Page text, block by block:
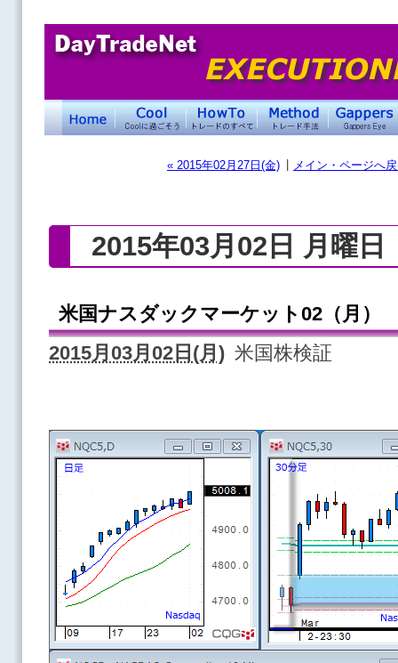
« 2015年02月27日(金) メイン・ページへ
2015年03月02日 月曜日
米国ナスダックマーケット02（月）
2015月03月02日(月) 米国株検証